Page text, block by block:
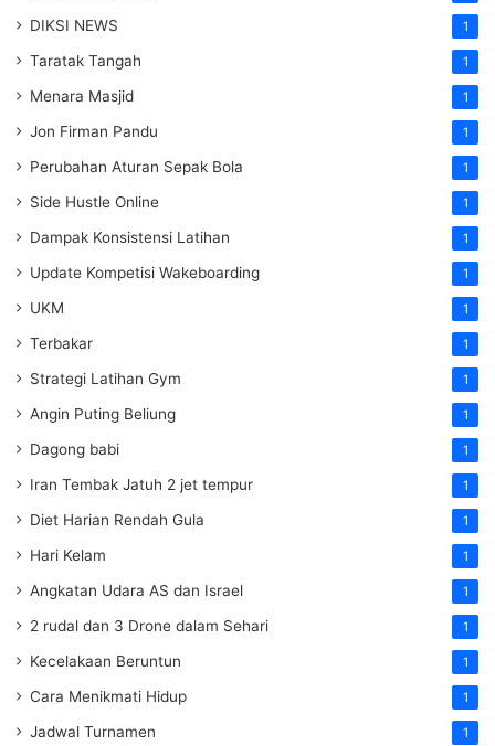
DIKSI NEWS 1
Taratak Tangah 1
Menara Masjid 1
Jon Firman Pandu 1
Perubahan Aturan Sepak Bola 1
Side Hustle Online 1
Dampak Konsistensi Latihan 1
Update Kompetisi Wakeboarding 1
UKM 1
Terbakar 1
Strategi Latihan Gym 1
Angin Puting Beliung 1
Dagong babi 1
Iran Tembak Jatuh 2 jet tempur 1
Diet Harian Rendah Gula 1
Hari Kelam 1
Angkatan Udara AS dan Israel 1
2 rudal dan 3 Drone dalam Sehari 1
Kecelakaan Beruntun 1
Cara Menikmati Hidup 1
Jadwal Turnamen 1